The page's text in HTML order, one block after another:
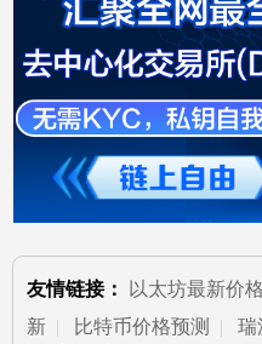
友情链接： 以太坊最新价
新 | 比特币价格预测 |瑞